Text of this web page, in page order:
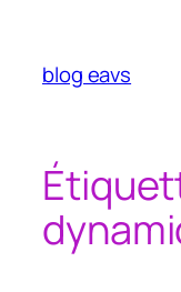
contenu
blog eavs